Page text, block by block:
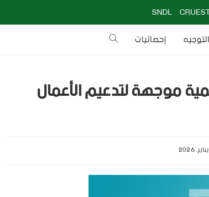
SNDL
إحصائيات
موجهة لتدعيم الأعمال